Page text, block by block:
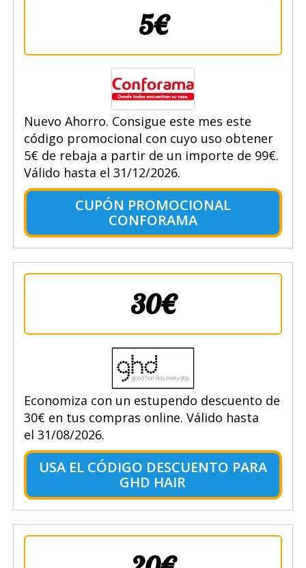
5€
Nuevo Ahorro. Consigue este mes este
código promocional con cuyo uso obtener
5€ de rebaja a partir de un importe de 99€.
Válido hasta el 31/12/2026.
CUPÓN PROMOCIONAL
CONFORAMA
30€
Economiza con un estupendo descuento de
30€ en tus compras online. Válido hasta
el 31/08/2026.
USA EL CÓDIGO DESCUENTO PARA
GHD HAIR